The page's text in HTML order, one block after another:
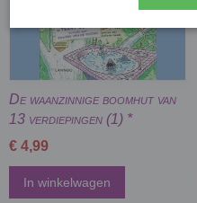
De waanzinnige boomhut van
13 verdiepingen (1) *
€ 4,99
In winkelwagen